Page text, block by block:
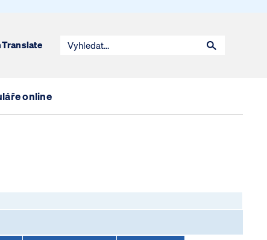
Translate
online